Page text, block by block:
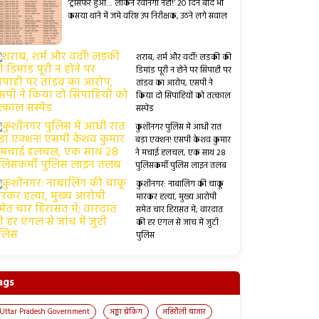
‘ट्रांसफर हुआ… लेकिन रवानगी नहीं!’ 20 दिन बाद भी
कसया थाने में जमे वरिष्ठ उप निरीक्षक, उठने लगे सवाल
शराब, शर्म और वर्दी! लड़की की
डिमांड पूरी न होने पर सिपाही पर
तांडव का आरोप, एसपी ने
किया दो सिपाहियों को तत्काल
सस्पेंड
कुशीनगर पुलिस में आधी रात
बड़ा एक्शन! एसपी केशव कुमार
ने मचाई हलचल, एक साथ 28
पुलिसकर्मी पुलिस लाइन तलब
कुशीनगर: नाबालिग की चाकू
मारकर हत्या, मुख्य आरोपी
समेत चार हिरासत में; वारदात
की हर एंगल से जांच में जुटी
पुलिस
Uttar Pradesh Government अड्डा ब्रेकिंग अहिरौली बाजार